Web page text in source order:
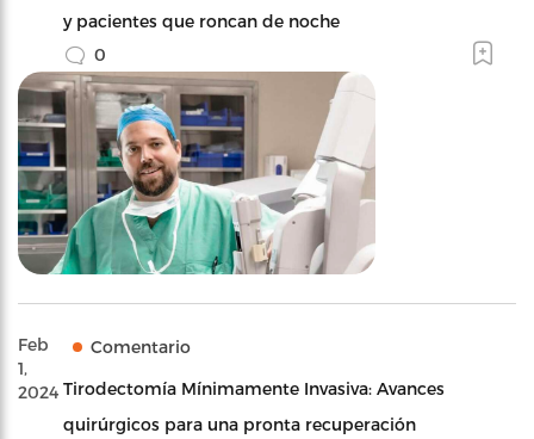
y pacientes que roncan de noche
0
Feb
1,
2024
Comentario
Tirodectomía Mínimamente Invasiva: Avances
quirúrgicos para una pronta recuperación